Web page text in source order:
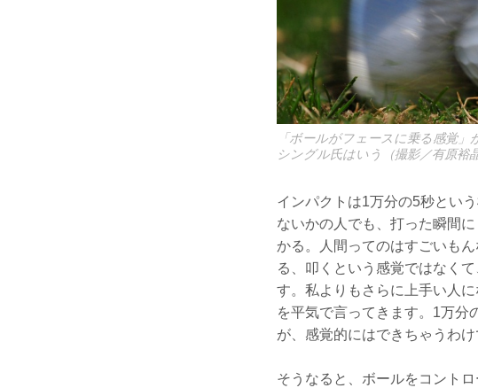
「ボールがフェースに乗る感覚
シングル氏はいう（撮影／有原裕晶
インパクトは1万分の5秒とい
ないかの人でも、打った瞬間
かる。人間ってのはすごいも
る、叩くという感覚ではなく
す。私よりもさらに上手い人
を平気で言ってきます。1万分
が、感覚的にはできちゃうわ
そうなると、ボールをコント